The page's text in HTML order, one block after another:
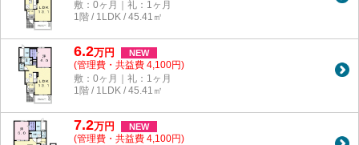
敷：0ヶ月｜礼：1ヶ月
1階 / 1LDK / 45.41㎡
6.2万円 NEW
(管理費・共益費 4,100円)
敷：0ヶ月｜礼：1ヶ月
1階 / 1LDK / 45.41㎡
7.2万円 NEW
(管理費・共益費 4,100円)